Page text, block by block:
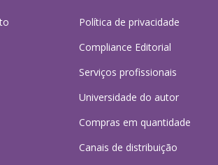
Política de privacidade
Compliance Editorial
Serviços profissionais
Universidade do autor
Compras em quantidade
Canais de distribuição